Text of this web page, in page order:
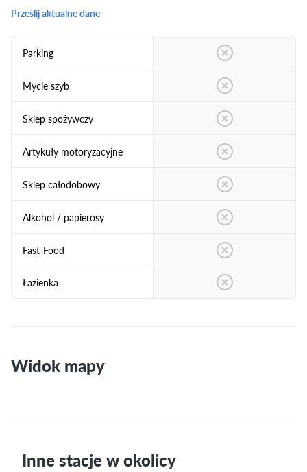
Prześlij aktualne dane
Parking
Mycie szyb
Sklep spożywczy
Artykuły motoryzacyjne
Sklep całodobowy
Alkohol / papierosy
Fast-Food
Łazienka
Widok mapy
Inne stacje w okolicy